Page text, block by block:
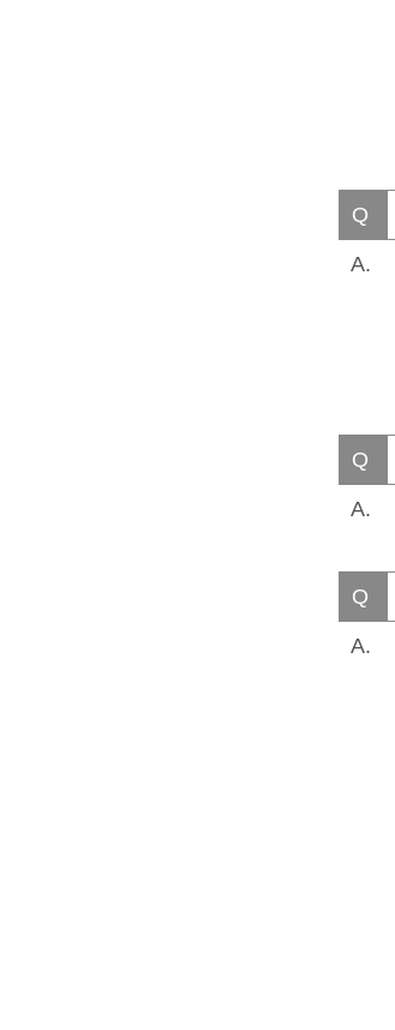
Q
A.
Q
A.
Q
A.